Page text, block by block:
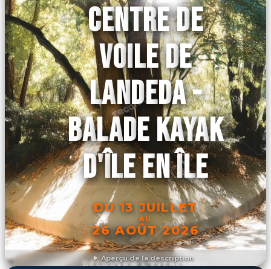
Aperçu de la description
CENTRE DE
VOILE DE
LANDEDA -
BALADE KAYAK
D'ÎLE EN ÎLE
DU 13 JUILLET
AU
26 AOÛT 2026
DÉCOUVRIR L'ÉVÉNEMENT